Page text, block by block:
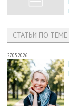
СТАТЬИ ПО ТЕМЕ
27.05.2026